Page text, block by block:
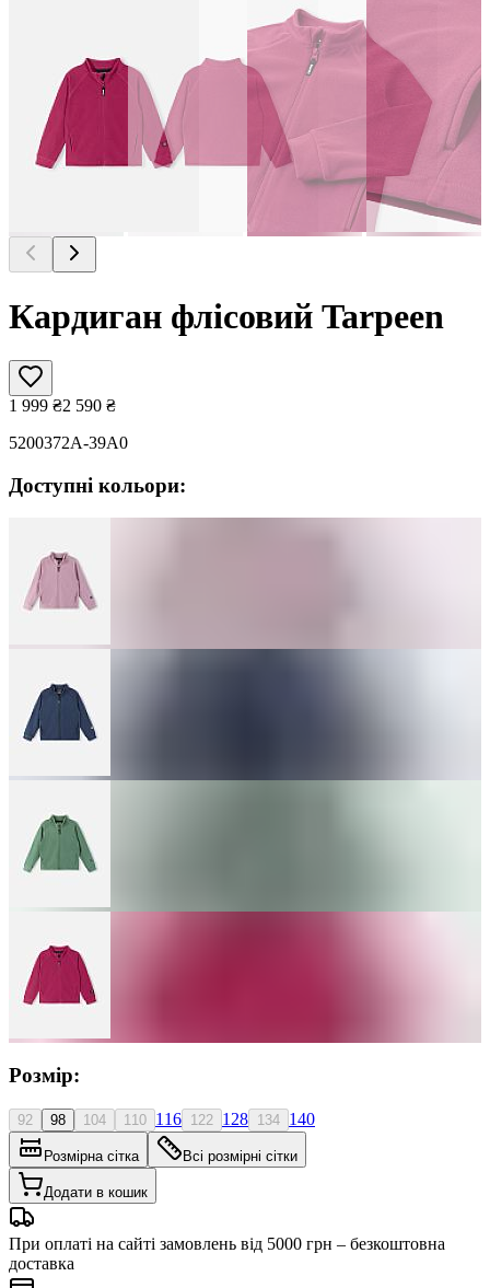
Кардиган флісовий Tarpeen
1 999 ₴2 590 ₴
5200372A-39A0
Доступні кольори:
Розмір:
92 98 104 110 116 122 128 134 140
Розмірна сітка Всі розмірні сітки
Додати в кошик
При оплаті на сайті замовлень від 5000 грн – безкоштовна
доставка